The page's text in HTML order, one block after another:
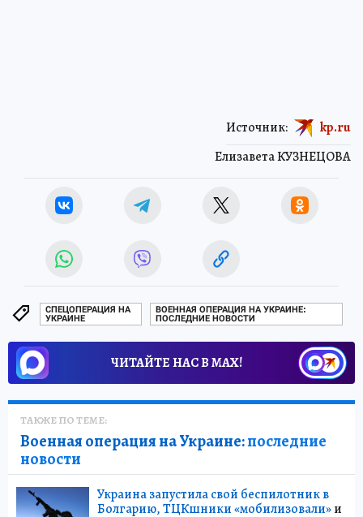
Елизавета КУЗНЕЦОВА
Источник: kp.ru
СПЕЦОПЕРАЦИЯ НА
УКРАИНЕ
ВОЕННАЯ ОПЕРАЦИЯ НА УКРАИНЕ:
ПОСЛЕДНИЕ НОВОСТИ
ЧИТАЙТЕ НАС В МАХ!
ТАКЖЕ ПО ТЕМЕ:
Военная операция на Украине:последние
новости
Украина запустила свой беспилотник в
Болгарию, ТЦКшники «мобилизовали»и